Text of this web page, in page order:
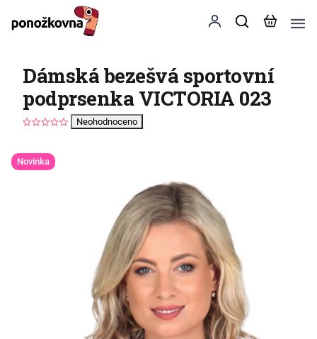
Dámská bezešvá sportovní
podprsenka VICTORIA 023
Neohodnoceno
Novinka